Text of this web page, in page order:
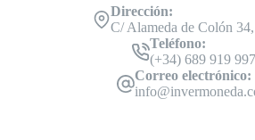
Dirección:
C/ Alameda de Colón
Teléfono:
(+34) 689 919 997
Correo electrónico: